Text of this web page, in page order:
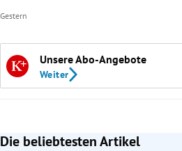
Gestern
Unsere Abo-Angebote
Weiter
Die beliebtesten Artikel
Slide 1 von 7